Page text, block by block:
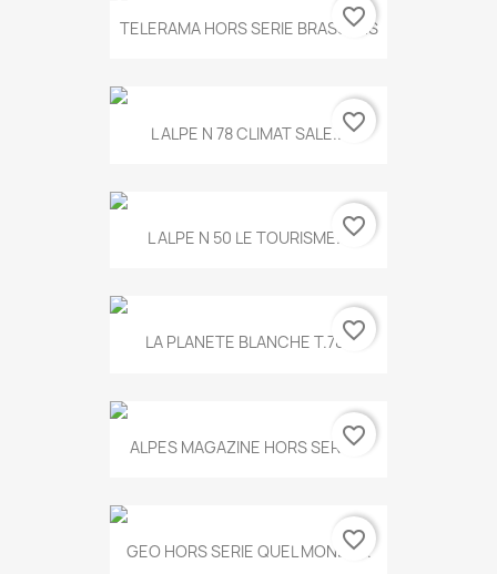
TELERAMA HORS SERIE BRASSENS
favorite_border
L ALPE N 78 CLIMAT SALE...favorite_border
L ALPE N 50 LE TOURISME...favorite_border
LA PLANETE BLANCHE T.785favorite_border
ALPES MAGAZINE HORS SERIE...
favorite_border
GEO HORS SERIE QUEL MONDE...
favorite_border